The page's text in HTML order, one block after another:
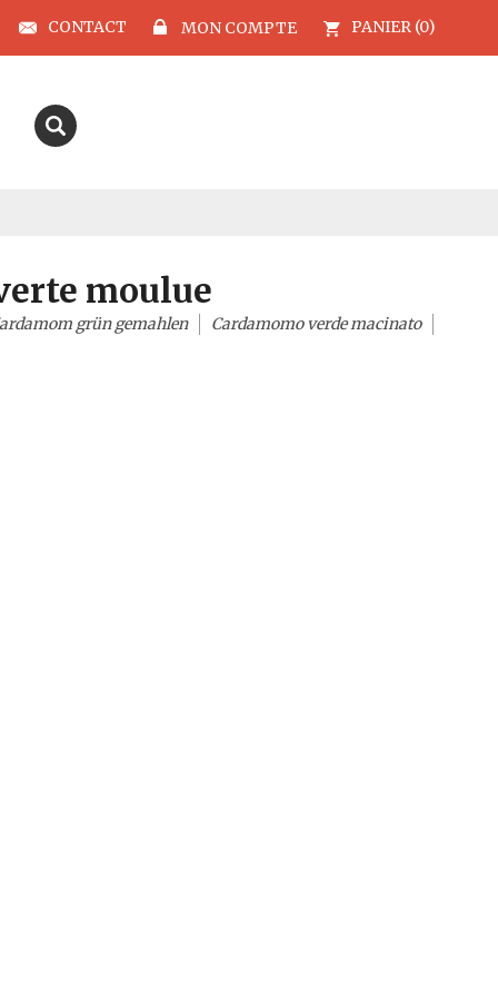
CONTACT MON COMPTE PANIER (0)
moulue
grün gemahlen Cardamomo verde macinato